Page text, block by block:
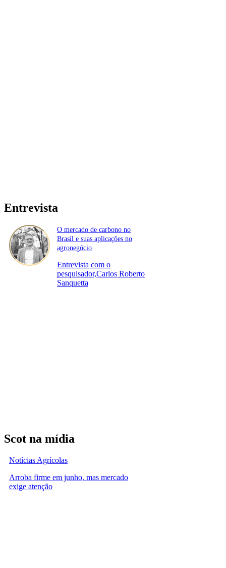
Entrevista
O mercado de carbono no
Brasil e suas aplicações no
agronegócio
Entrevista com o
pesquisador,Carlos Roberto
Sanquetta
Scot na mídia
Notícias Agrícolas
Arroba firme em junho, mas mercado
exige atenção